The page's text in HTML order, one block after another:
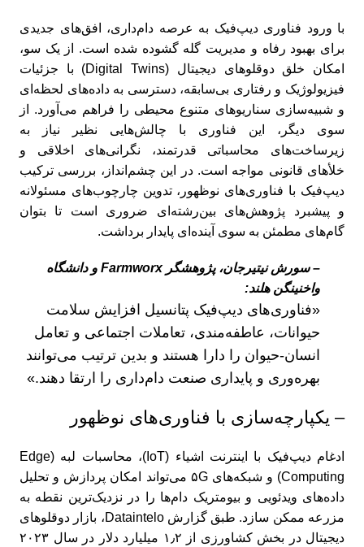
با ورود فناوری دیپ‌فیک به عرصه دام‌داری، افق‌های جدیدی
برای بهبود رفاه و مدیریت گله گشوده شده است. از یک سو،
امکان خلق دوقلوهای دیجیتال (Digital Twins) با جزئیات
فیزیولوژیک و رفتاری بی‌سابقه، دسترسی به داده‌های لحظه‌ای
و شبیه‌سازی سناریوهای متنوع محیطی را فراهم می‌آورد. از
سوی دیگر، این فناوری با چالش‌هایی نظیر نیاز به
زیرساخت‌های محاسباتی قدرتمند، نگرانی‌های اخلاقی و
خلأهای قانونی مواجه است. در این چشم‌انداز، بررسی ترکیب
دیپ‌فیک با فناوری‌های نوظهور، تدوین چارچوب‌های مسئولانه
و پیشبرد پژوهش‌های بین‌رشته‌ای ضروری است تا بتوان
گام‌های مطمئن به سوی آینده‌ای پایدار برداشت.
– سورش نیتیرجان، پژوهشگر Farmworx و دانشگاه
واخنینگن هلند:
«فناوری‌های دیپ‌فیک پتانسیل افزایش سلامت
حیوانات، عاطفه‌مندی، تعاملات اجتماعی و تعامل
انسان-حیوان را دارا هستند و بدین ترتیب می‌توانند
بهره‌وری و پایداری صنعت دام‌داری را ارتقا دهند.»
– یکپارچه‌سازی با فناوری‌های نوظهور
ادغام دیپ‌فیک با اینترنت اشیاء (IoT)، محاسبات لبه (Edge
Computing) و شبکه‌های ۵G می‌تواند امکان پردازش و تحلیل
داده‌های ویدئویی و بیومتریک دام‌ها را در نزدیک‌ترین نقطه به
مزرعه ممکن سازد. طبق گزارش Dataintelo، بازار دوقلوهای
دیجیتال در بخش کشاورزی از ۱٫۲ میلیارد دلار در سال ۲۰۲۳